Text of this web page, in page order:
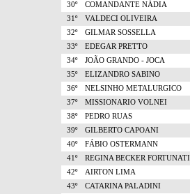
30º
COMANDANTE NÁDIA
31º
VALDECI OLIVEIRA
32º
GILMAR SOSSELLA
33º
EDEGAR PRETTO
34º
JOÃO GRANDO - JOCA
35º
ELIZANDRO SABINO
36º
NELSINHO METALURGICO
37º
MISSIONARIO VOLNEI
38º
PEDRO RUAS
39º
GILBERTO CAPOANI
40º
FÁBIO OSTERMANN
41º
REGINA BECKER FORTUNATI
42º
AIRTON LIMA
43º
CATARINA PALADINI